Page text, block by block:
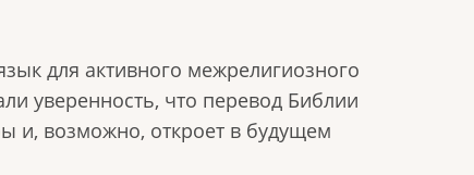
для активного межрелигиозного
уверенность, что перевод Библии
и, возможно, откроет в будущем